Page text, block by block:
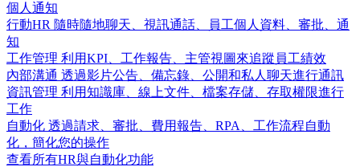
個人通知
行動HR 隨時隨地聊天、視訊通話、員工個人資料、審批、通
知
工作管理 利用KPI、工作報告、主管視圖來追蹤員工績效
內部溝通 透過影片公告、備忘錄、公開和私人聊天進行通訊
資訊管理 利用知識庫、線上文件、檔案存儲、存取權限進行
工作
自動化 透過請求、審批、費用報告、RPA、工作流程自動
化，簡化您的操作
查看所有HR與自動化功能